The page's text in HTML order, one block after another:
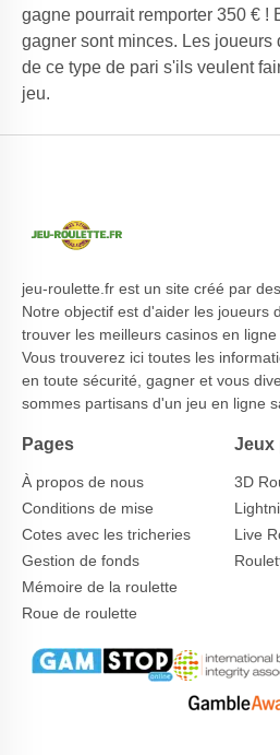
gagne pourrait remporter 350 € !
gagner sont minces. Les joueurs
de ce type de pari s'ils veulent
jeu.
jeu-roulette.fr est un site créé par
Notre objectif est d'aider les joueurs
trouver les meilleurs casinos en
Vous trouverez ici toutes les
en toute sécurité, gagner et vous
sommes partisans d'un jeu en ligne
Pages
À propos de nous
Conditions de mise
Cotes avec les tricheries
Gestion de fonds
Mémoire de la roulette
Roue de roulette
Jeux
3D
Live